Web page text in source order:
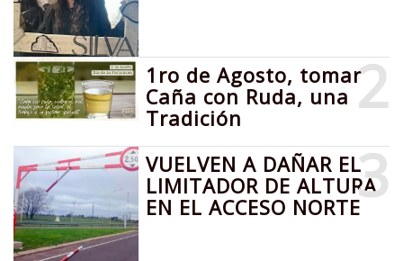
2
1ro de Agosto, tomar
Caña con Ruda, una
Tradición
3
VUELVEN A DAÑAR EL
LIMITADOR DE ALTURA
EN EL ACCESO NORTE